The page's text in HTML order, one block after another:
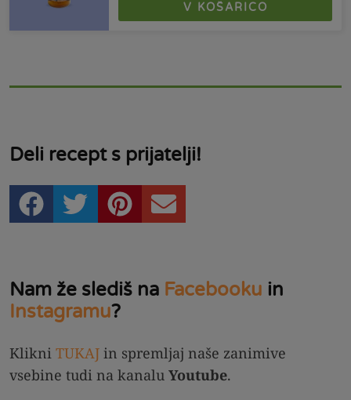
V KOŠARICO
Deli recept s prijatelji!
Nam že slediš na Facebooku in
Instagramu?
Klikni TUKAJ in spremljaj naše zanimive
vsebine tudi na kanalu Youtube.